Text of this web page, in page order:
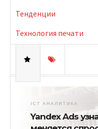
Тенденции
Технология печати
ICT АНАЛИТИКА
Yandex Ads